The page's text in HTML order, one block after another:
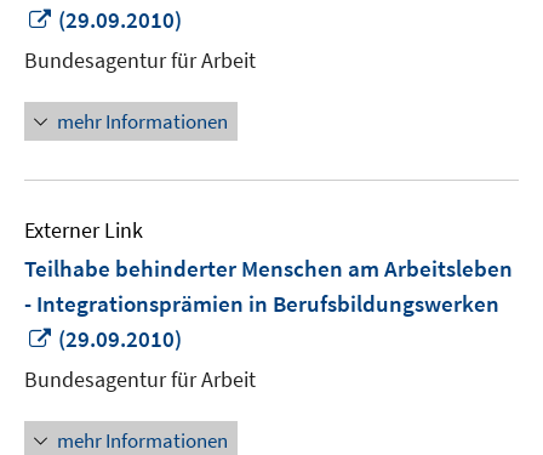
In
neuem
Fenster
öffnen
(29.09.2010)
Bundesagentur für Arbeit
mehr Informationen
Externer Link
Teilhabe behinderter Menschen am Arbeitsleben
- Integrationsprämien in Berufsbildungswerken
In
neuem
Fenster
öffnen
(29.09.2010)
Bundesagentur für Arbeit
mehr Informationen